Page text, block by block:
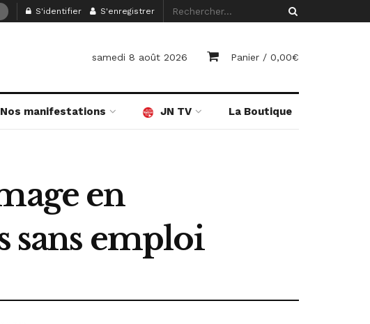
S'identifier S'enregistrer
samedi 8 août 2026 Panier / 0,00€
Nos manifestations JN TV La Boutique
en
sans emploi